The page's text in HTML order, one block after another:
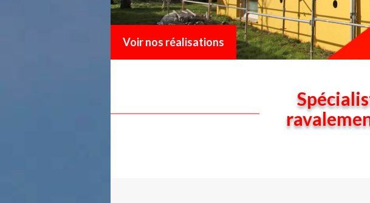
Voir nos réalisations